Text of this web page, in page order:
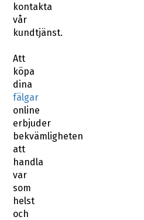
kontakta
vår
kundtjänst.
Att
köpa
dina
fälgar
online
erbjuder
bekvämligheten
att
handla
var
som
helst
och